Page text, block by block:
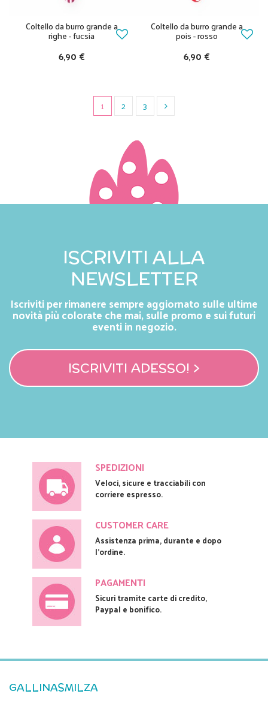
Coltello da burro grande a
righe - fucsia
6,90 €
Coltello da burro grande a
pois - rosso
6,90 €
1 2 3
ISCRIVITI ALLA
NEWSLETTER
Iscriviti per rimanere sempre aggiornato sulle ultime
novità più colorate che mai, sulle promo e sui futuri
eventi in negozio.
ISCRIVITI ADESSO! >
SPEDIZIONI
Veloci, sicure e tracciabili con
corriere espresso.
CUSTOMER CARE
Assistenza prima, durante e dopo
l'ordine.
PAGAMENTI
Sicuri tramite carte di credito,
Paypal e bonifico.
GALLINASMILZA